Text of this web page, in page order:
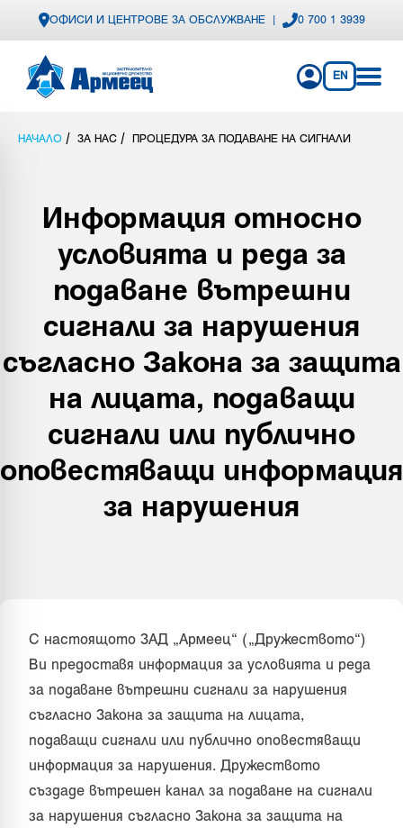
ОФИСИ И ЦЕНТРОВЕ ЗА ОБСЛУЖВАНЕ 0 700 1 3939
EN
НАЧАЛО / ЗА НАС / ПРОЦЕДУРА ЗА ПОДАВАНЕ НА СИГНАЛИ
Информация относно
условията и реда за
подаване вътрешни
сигнали за нарушения
съгласно Закона за защита
на лицата, подаващи
сигнали или публично
оповестяващи информация
за нарушения
С настоящото ЗАД „Армеец“ („Дружеството“)
Ви предоставя информация за условията и реда
за подаване вътрешни сигнали за нарушения
съгласно Закона за защита на лицата,
подаващи сигнали или публично оповестяващи
информация за нарушения. Дружеството
създаде вътрешен канал за подаване на сигнали
за нарушения съгласно Закона за защита на